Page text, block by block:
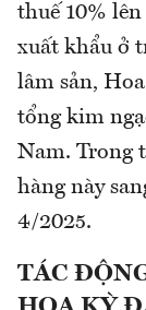
thuế 10%
xuất khẩu ở
lâm sản,
tổng kim
Nam. Trong
hàng này
4/2025.
TÁC